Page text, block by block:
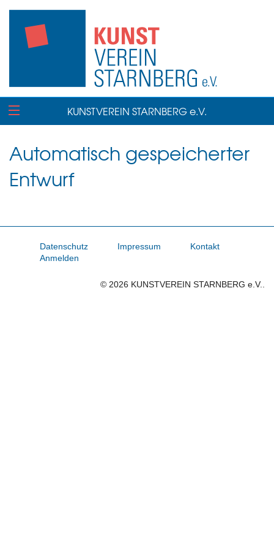
KUNSTVEREIN STARNBERG e.V.
Automatisch gespeicherter
Entwurf
Datenschutz Impressum
Kontakt
Anmelden
© 2026 KUNSTVEREIN STARNBERG e.V..